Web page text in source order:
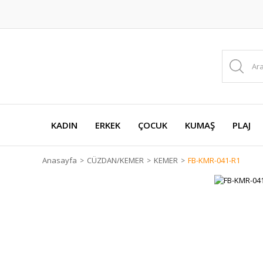
KADIN ERKEK ÇOCUK KUMAŞ PLAJ
Anasayfa CÜZDAN/KEMER KEMER FB-KMR-041-R1